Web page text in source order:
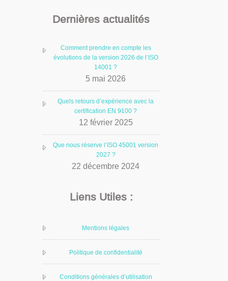
Dernières actualités
Comment prendre en compte les
évolutions de la version 2026 de l’ISO
14001 ?
5 mai 2026
Quels retours d’expérience avec la
certification EN 9100 ?
12 février 2025
Que nous réserve l’ISO 45001 version
2027 ?
22 décembre 2024
Liens Utiles :
Mentions légales
Politique de confidentialité
Conditions générales d’utilisation